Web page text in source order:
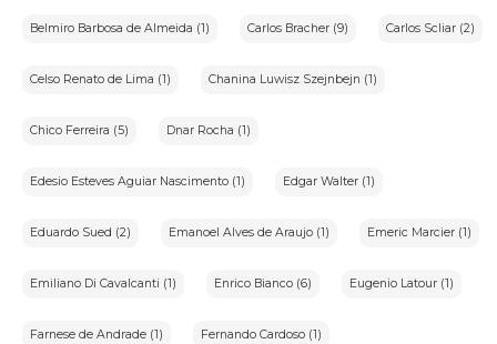
Belmiro Barbosa de Almeida (1) Carlos Bracher (9) Carlos Scliar (2)
Celso Renato de Lima (1) Chanina Luwisz Szejnbejn (1)
Chico Ferreira (5) Dnar Rocha (1)
Edesio Esteves Aguiar Nascimento (1) Edgar Walter (1)
Eduardo Sued (2) Emanoel Alves de Araujo (1) Emeric Marcier (1)
Emiliano Di Cavalcanti (1) Enrico Bianco (6) Eugenio Latour (1)
Farnese de Andrade (1) Fernando Cardoso (1)